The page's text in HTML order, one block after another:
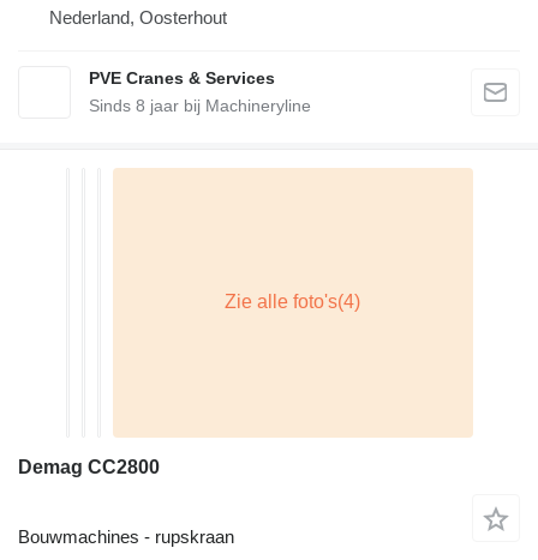
Nederland, Oosterhout
PVE Cranes & Services
Sinds 8 jaar bij Machineryline
Demag CC2800
Bouwmachines - rupskraan